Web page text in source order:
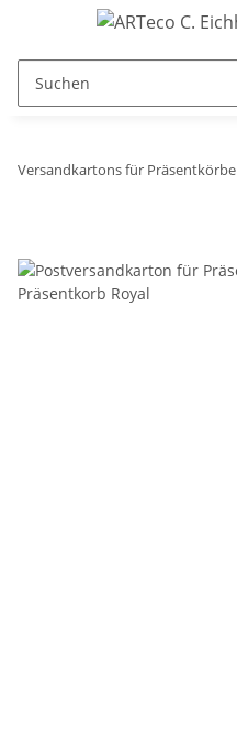
Versandkartons für Präsentkörbe